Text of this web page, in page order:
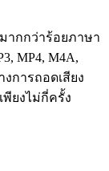
ากกว่าร้อยภาษา
MP4, M4A,
การถอดเสียง
ยงไม่กี่ครั้ง